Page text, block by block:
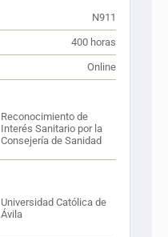
N911
400 horas
Online
Reconocimiento de
Interés Sanitario por la
Consejería de Sanidad
Universidad Católica de
Ávila